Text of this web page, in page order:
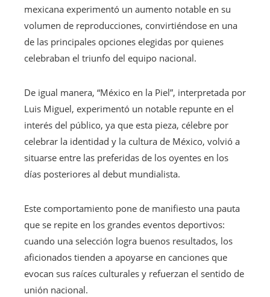
mexicana experimentó un aumento notable en su
volumen de reproducciones, convirtiéndose en una
de las principales opciones elegidas por quienes
celebraban el triunfo del equipo nacional.
De igual manera, “México en la Piel”, interpretada por
Luis Miguel, experimentó un notable repunte en el
interés del público, ya que esta pieza, célebre por
celebrar la identidad y la cultura de México, volvió a
situarse entre las preferidas de los oyentes en los
días posteriores al debut mundialista.
Este comportamiento pone de manifiesto una pauta
que se repite en los grandes eventos deportivos:
cuando una selección logra buenos resultados, los
aficionados tienden a apoyarse en canciones que
evocan sus raíces culturales y refuerzan el sentido de
unión nacional.